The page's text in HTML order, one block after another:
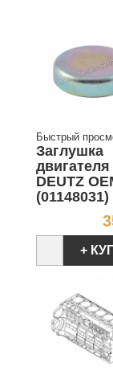
Быстрый
Заглушка
двигателя
DEUTZ
(01148031)
+